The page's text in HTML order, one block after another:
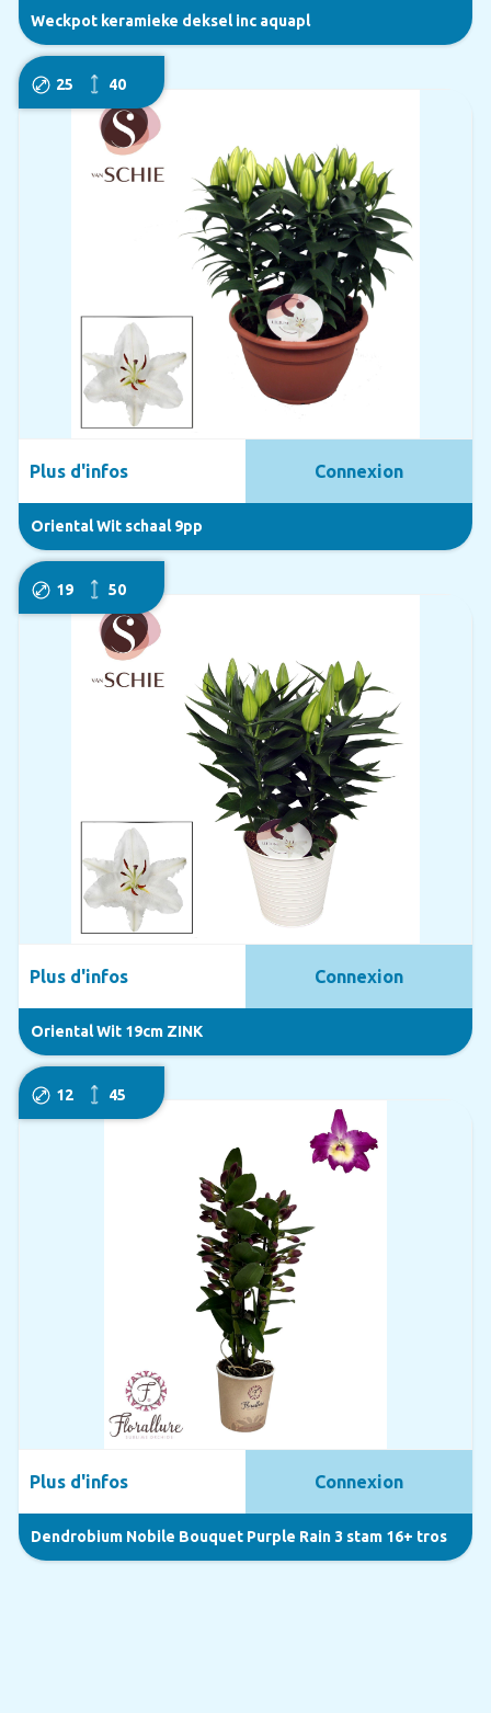
Weckpot keramieke deksel inc aquapl
25 40
Oriental Wit schaal 9pp
Plus d'infos Connexion
19 50
Oriental Wit 19cm ZINK
Plus d'infos Connexion
12 45
Dendrobium Nobile Bouquet Purple Rain 3 stam 16+ tros
Plus d'infos Connexion